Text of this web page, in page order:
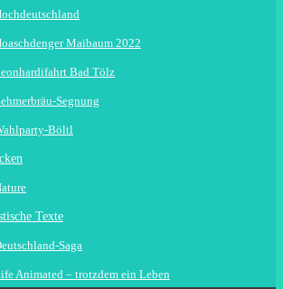
Maibaum 2022
Bad Tölz
Segnung
Böltl
Texte
Saga
Animated – trotzdem ein Leben